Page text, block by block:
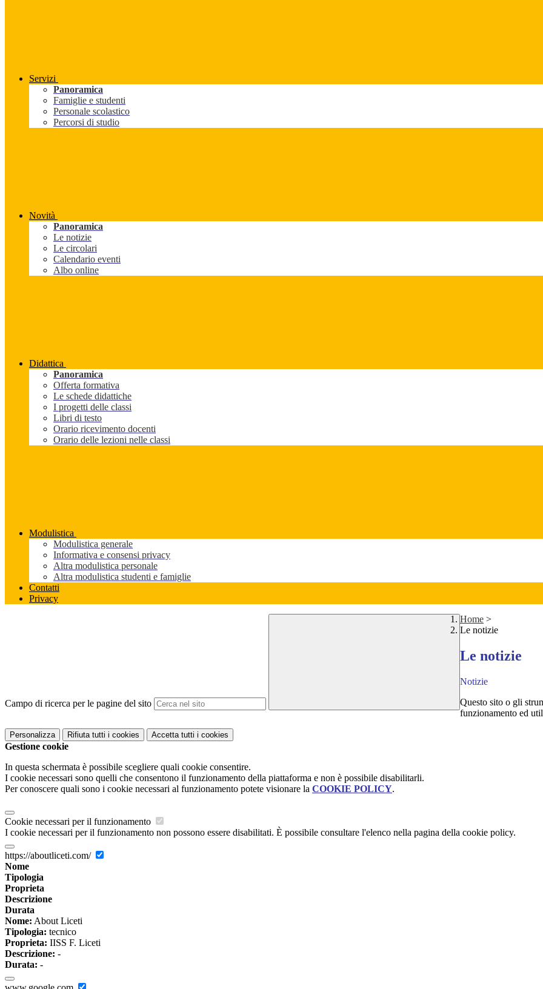
Servizi
Panoramica
Famiglie e studenti
Personale scolastico
Percorsi di studio
Novità
Panoramica
Le notizie
Le circolari
Calendario eventi
Albo online
Didattica
Panoramica
Offerta formativa
Le schede didattiche
I progetti delle classi
Libri di testo
Orario ricevimento docenti
Orario delle lezioni nelle classi
Modulistica
Modulistica generale
Informativa e consensi privacy
Altra modulistica personale
Altra modulistica studenti e famiglie
Contatti
Privacy
Campo di ricerca per le pagine del sito
Home >
Le notizie
Le notizie
Notizie
Questo sito o gli
funzionamento ed
Personalizza Rifiuta tutti i cookies Accetta tutti i cookies
Gestione cookie
In questa schermata è possibile scegliere quali cookie consentire.
I cookie necessari sono quelli che consentono il funzionamento della piattaforma e non è possibile disabilitarli.
Per conoscere quali sono i cookie necessari al funzionamento potete visionare la COOKIE POLICY.
Cookie necessari per il funzionamento
I cookie necessari per il funzionamento non possono essere disabilitati. È possibile consultare l'elenco nella pagina della cookie policy.
https://aboutliceti.com/
Nome
Tipologia
Proprieta
Descrizione
Durata
Nome: About Liceti
Tipologia: tecnico
Proprieta: IISS F. Liceti
Descrizione: -
Durata: -